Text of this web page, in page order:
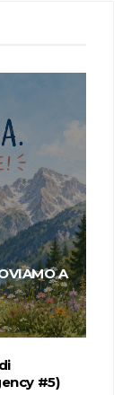
A
#5)